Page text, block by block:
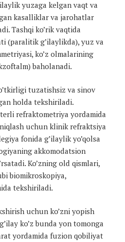
yuzaga kelgan vaqt va
kasalliklar va jarohatlar
Tashqi ko’rik vaqtida
(paralitik g’ilaylikda), yuz va
ko’z olmalarining
baholanadi.
tuzatishsiz va sinov
holda tekshiriladi.
refraktometriya yordamida
uchun klinik refraktsiya
fonida g’ilaylik yo’qolsa
akkomodatsion
Ko’zning old qismlari,
biomikroskopiya,
tekshiriladi.
uchun ko’zni yopish
ko’z bunda yon tomonga
yordamida fuzion qobiliyat